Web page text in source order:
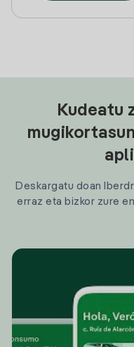
Kudeatu
Deskargatu doan
erraz eta bizkor zure